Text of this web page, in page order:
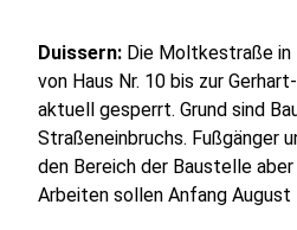
Duissern: Die Moltkestraße in
von Haus Nr. 10 bis zur
aktuell gesperrt. Grund sind
Straßeneinbruchs. Fußgänger
den Bereich der Baustelle
Arbeiten sollen Anfang August